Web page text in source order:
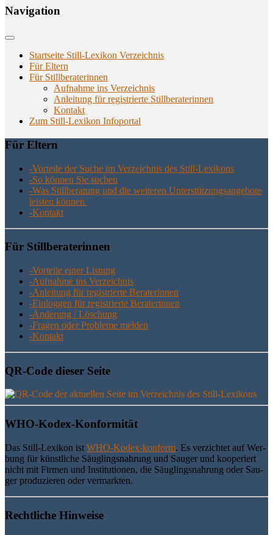
Navi­ga­ti­on
Startseite Still-Lexikon Verzeichnis
Für Eltern
Für Stillberaterinnen
Aufnahme ins Verzeichnis
Anlei­tung für regis­trier­te Stillberaterinnen
Kon­takt
Zum Still-Lexikon Infoportal
Für Eltern
-Vor­tei­le der Suche im Ver­zeich­nis des Still-Lexikons
-So kön­nen Sie suchen
-Was Still­be­ra­tung und die wei­te­ren Unter­stüt­zungs­an­ge­bo­te
leis­ten können
-Kon­takt
Für Still­be­ra­te­rin­nen
-Vor­tei­le einer Listung
-Auf­nah­me ins Verzeichnis
-Anlei­tung für regis­trier­te Beraterinnen
-Ein­log­gen für regis­trier­te Beraterinnen
-Ände­rung / Löschung
-Fra­gen oder Pro­ble­me melden
-Kon­takt
QR-Code die­ser Seite
WHO-Kodex-Kon­for­mi­tät
Das Still-Lexi­kon ist WHO-Kodex-kon­form. Es ver­zich­tet auf Wer­
bung für künst­li­che Säug­lings­nah­rung und Sau­ger und koope­riert
nicht mit Fir­men und Insti­tu­tio­nen, die Säug­lings­nah­rung oder Sau­
ger pro­du­zie­ren oder vermarkten.
Recht­li­che Hinweise